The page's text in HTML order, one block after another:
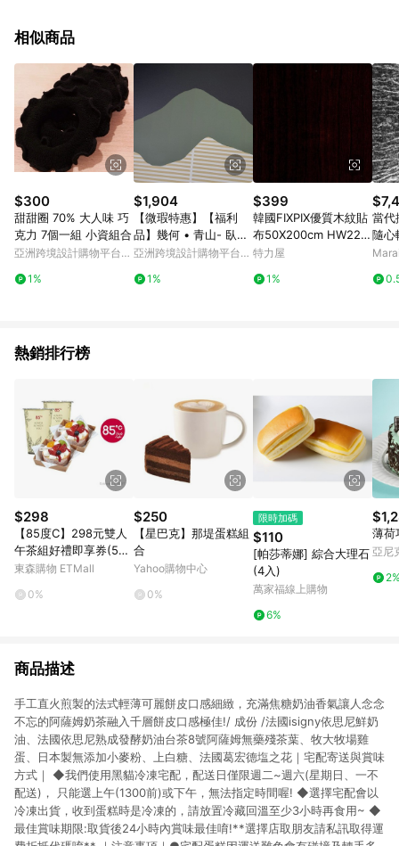
行為，不具贈點資格，部分退款不在此限。 6. APP 請更新至
貨後 45 天後發送。 8. 群眾募資商品，禮物卡，開館保證金，補
運費，攤位費等不具贈點資格。 9. LINE 購物站上之商品規格、
顏色、價位、贈品如與 Pinkoi 商品資訊頁及購物車不符，以
Pinkoi 購物商品資訊頁及購物車標示為準。 10. 點數紅包使用規
則請以點數紅包活動說明為準。 11. 若於 LINE 購物前往 Pinkoi
頁面後才首次下載 Pinkoi APP 並完成訂單，不符合導購資格；承
上，首次下載 Pinkoi APP 後，需透過 LINE 購物前往 Pinkoi 頁
面，方享導購資格。
相似商品
$300
甜甜圈 70% 大人味 巧
克力 7個一組 小資組合
亞洲跨境設計購物平台
1%
$1,904
【微瑕特惠】【福利
品】幾何 • 青山- 臥室
掛畫/簡約風/北歐風
亞洲跨境設計購物平台
1%
$399
韓國FIXPIX優質木紋貼
布50X200cm HW2217
2
特力屋
1%
當代
隨
cm-
熱銷排行榜
$298
【85度C】298元雙人
午茶組好禮即享券(50
元飲品*2+99元蛋糕*
東森購物 ETMall
0%
$250
【星巴克】那堤蛋糕組
合
Yahoo購物中心
0%
限時加碼
$110
[帕莎蒂娜] 綜合大理石
(4入)
萬家福線上購物
6%
薄荷
亞尼
商品描述
手工直火煎製的法式輕薄可麗餅皮口感細緻，充滿焦糖奶油香氣讓人念念
不忘的阿薩姆奶茶融入千層餅皮口感極佳!/ 成份 /法國isigny依思尼鮮奶
油、法國依思尼熟成發酵奶油台茶8號阿薩姆無藥殘茶葉、牧大牧場雞
蛋、日本製無添加小麥粉、上白糖、法國葛宏德塩之花｜宅配寄送與賞味
方式｜ ◆我們使用黑貓冷凍宅配，配送日僅限週二~週六(星期日、一不
配送)， 只能選上午(1300前)或下午，無法指定時間喔! ◆選擇宅配會以
冷凍出貨，收到蛋糕時是冷凍的，請放置冷藏回溫至少3小時再食用~ ◆
最佳賞味期限:取貨後24小時內賞味最佳唷!**選擇店取朋友請私訊取得運